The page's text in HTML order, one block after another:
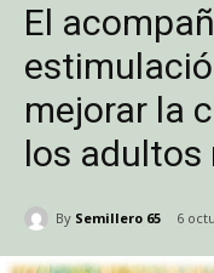
El
mejorar la
los adultos
By Semillero 65 6